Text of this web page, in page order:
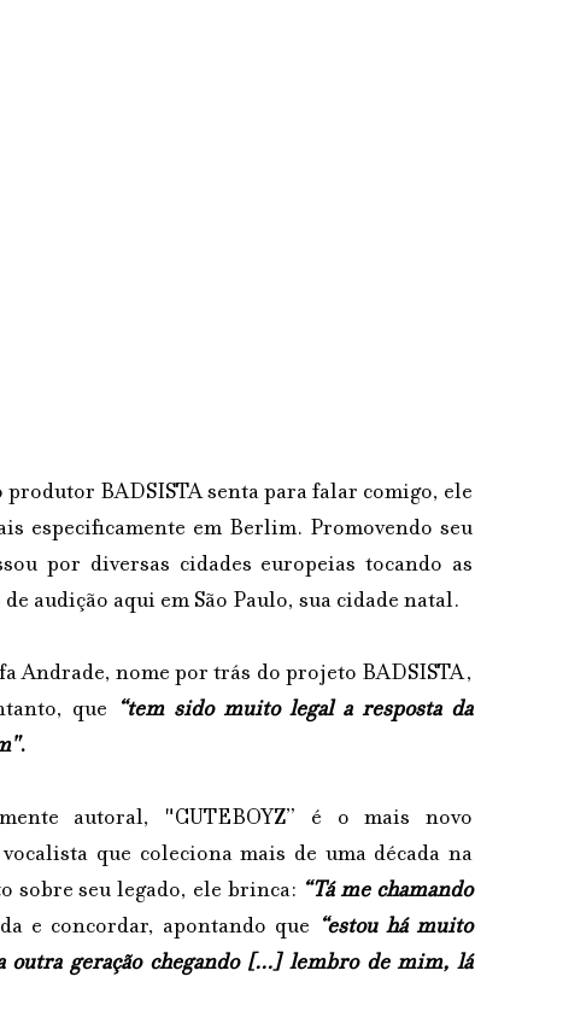
produtor BADSISTA senta para falar comigo, ele
especificamente em Berlim. Promovendo seu
por diversas cidades europeias tocando as
audição aqui em São Paulo, sua cidade natal.
Andrade, nome por trás do projeto BADSISTA,
que
“tem sido muito legal a resposta da
.
autoral, "CUTEBOYZ” é o mais novo
que coleciona mais de uma década na
sobre seu legado, ele brinca: “Tá me chamando
e concordar, apontando que
“estou há muito
outra geração chegando [...] lembro de mim, lá